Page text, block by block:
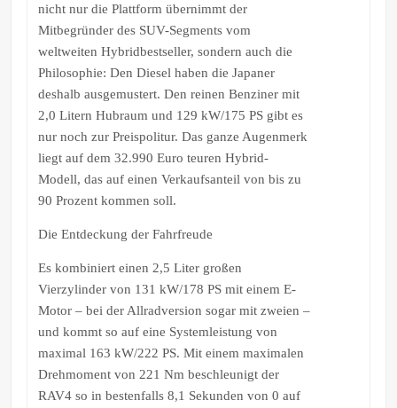
nicht nur die Plattform übernimmt der
Mitbegründer des SUV-Segments vom
weltweiten Hybridbestseller, sondern auch die
Philosophie: Den Diesel haben die Japaner
deshalb ausgemustert. Den reinen Benziner mit
2,0 Litern Hubraum und 129 kW/175 PS gibt es
nur noch zur Preispolitur. Das ganze Augenmerk
liegt auf dem 32.990 Euro teuren Hybrid-
Modell, das auf einen Verkaufsanteil von bis zu
90 Prozent kommen soll.
Die Entdeckung der Fahrfreude
Es kombiniert einen 2,5 Liter großen
Vierzylinder von 131 kW/178 PS mit einem E-
Motor – bei der Allradversion sogar mit zweien –
und kommt so auf eine Systemleistung von
maximal 163 kW/222 PS. Mit einem maximalen
Drehmoment von 221 Nm beschleunigt der
RAV4 so in bestenfalls 8,1 Sekunden von 0 auf